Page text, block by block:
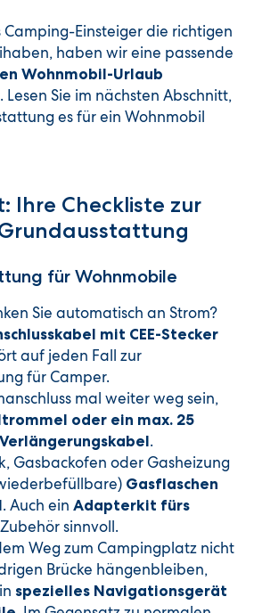
Camping-Einsteiger die richtigen
haben wir eine passende
Wohnmobil-Urlaub
Sie im nächsten Abschnitt,
es für ein Wohnmobil
Ihre Checkliste zur
für Wohnmobile
Sie automatisch an Strom?
mit CEE-Stecker
auf jeden Fall zur
für Camper.
mal weiter weg sein,
oder ein max. 25
.
Gasbackofen oder Gasheizung
Gasflaschen
. Auch ein Adapterkit fürs
sinnvoll.
Weg zum Campingplatz nicht
Brücke hängenbleiben,
spezielles Navigationsgerät